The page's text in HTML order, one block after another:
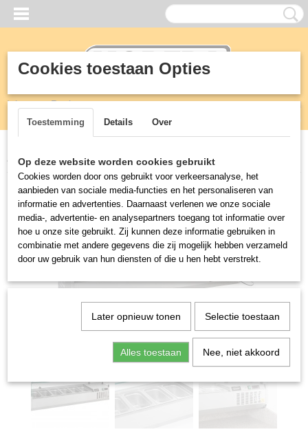
Inloggen Registreren
(0)
Home >Koeling>Opzet koeling -vitrine>Opzetvitrine 1/4 GN
Cookies toestaan Opties
Toestemming Details Over
Op deze website worden cookies gebruikt
Cookies worden door ons gebruikt voor verkeersanalyse, het
aanbieden van sociale media-functies en het personaliseren van
informatie en advertenties. Daarnaast verlenen we onze sociale
media-, advertentie- en analysepartners toegang tot informatie over
hoe u onze site gebruikt. Zij kunnen deze informatie gebruiken in
combinatie met andere gegevens die zij mogelijk hebben verzameld
door uw gebruik van hun diensten of die u hen hebt verstrekt.
Later opnieuw tonen Selectie toestaan
Alles toestaan Nee, niet akkoord